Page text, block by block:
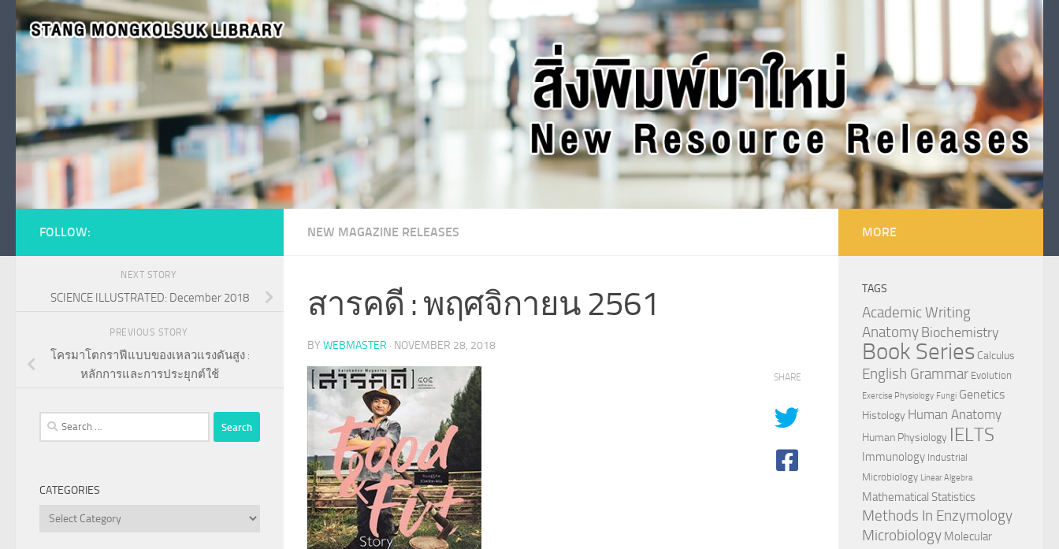
Skip to content
NEW MAGAZINE RELEASES
สารคดี : พฤศจิกายน 2561
BY WEBMASTER · NOVEMBER 28, 2018
SHARE
FOLLOW:
NEXT STORY
SCIENCE ILLUSTRATED: December 2018
PREVIOUS STORY
โครมาโตกราฟีแบบของเหลวแรงดันสูง :
หลักการและการประยุกต์ใช้
Search
for:
CATEGORIES
Categories
MORE
TAGS
Academic Writing
AnatomyBiochemistry
Book Series Calculus
English Grammar Evolution
Exercise Physiology Fungi Genetics
Histology Human Anatomy
Human Physiology IELTS
Immunology Industrial
Microbiology Linear Algebra
Mathematical Statistics
Methods In Enzymology
Microbiology Molecular